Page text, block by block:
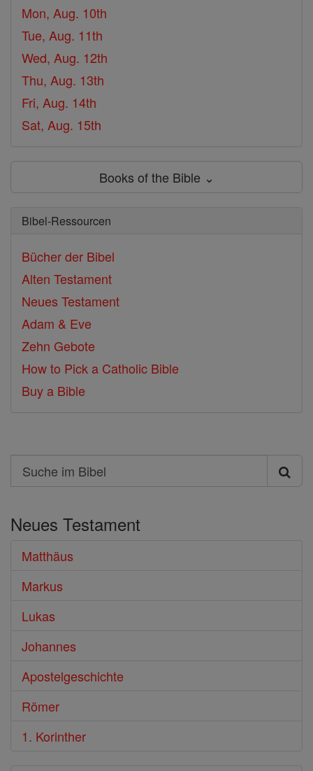
Mon, Aug. 10th
Tue, Aug. 11th
Wed, Aug. 12th
Thu, Aug. 13th
Fri, Aug. 14th
Sat, Aug. 15th
Books of the Bible ⌄
Bibel-Ressourcen
Bücher der Bibel
Alten Testament
Neues Testament
Adam & Eve
Zehn Gebote
How to Pick a Catholic Bible
Buy a Bible
Search
Suche
Bibel
Neues Testament
Matthäus
Markus
Lukas
Johannes
Apostelgeschichte
Römer
1. Korinther